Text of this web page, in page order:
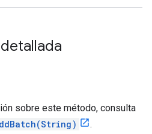
sobre este método, consulta
.